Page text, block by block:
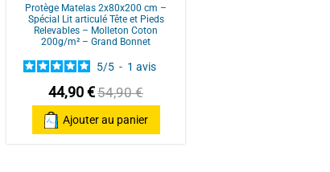
Protège Matelas 2x80x200 cm –
Spécial Lit articulé Tête et Pieds
Relevables – Molleton Coton
200g/m² – Grand Bonnet
5/5 - 1 avis
44,90 €54,90 €
Ajouter au panier